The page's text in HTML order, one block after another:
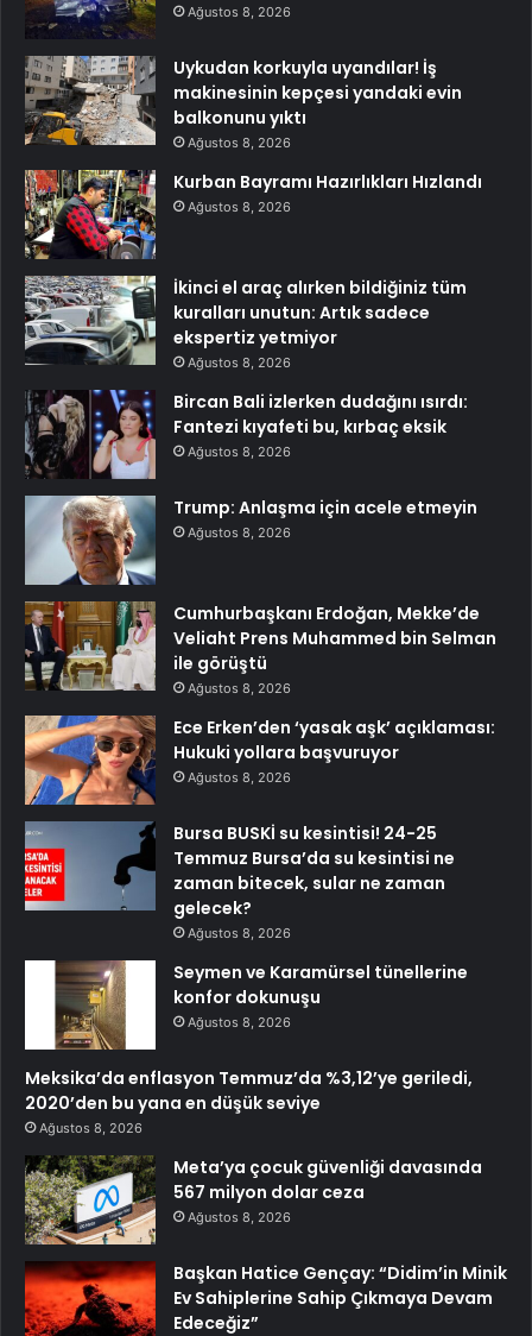
Ağustos 8, 2026
Uykudan korkuyla uyandılar! İş
makinesinin kepçesi yandaki evin
balkonunu yıktı
Ağustos 8, 2026
Kurban Bayramı Hazırlıkları Hızlandı
Ağustos 8, 2026
İkinci el araç alırken bildiğiniz tüm
kuralları unutun: Artık sadece
ekspertiz yetmiyor
Ağustos 8, 2026
Bircan Bali izlerken dudağını ısırdı:
Fantezi kıyafeti bu, kırbaç eksik
Ağustos 8, 2026
Trump: Anlaşma için acele etmeyin
Ağustos 8, 2026
Cumhurbaşkanı Erdoğan, Mekke’de
Veliaht Prens Muhammed bin Selman
ile görüştü
Ağustos 8, 2026
Ece Erken’den ‘yasak aşk’ açıklaması:
Hukuki yollara başvuruyor
Ağustos 8, 2026
Bursa BUSKİ su kesintisi! 24-25
Temmuz Bursa’da su kesintisi ne
zaman bitecek, sular ne zaman
gelecek?
Ağustos 8, 2026
Seymen ve Karamürsel tünellerine
konfor dokunuşu
Ağustos 8, 2026
Meksika’da enflasyon Temmuz’da %3,12’ye geriledi,
2020’den bu yana en düşük seviye
Ağustos 8, 2026
Meta’ya çocuk güvenliği davasında
567 milyon dolar ceza
Ağustos 8, 2026
Başkan Hatice Gençay: “Didim’in Minik
Ev Sahiplerine Sahip Çıkmaya Devam
Edeceğiz”